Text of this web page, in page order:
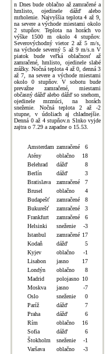
n Dnes bude oblačno až zamračené a
hmlisto, ojedinele dážď alebo
mrholenie. Najvyššia teplota 4 až 9,
na severe a východe miestami okolo
2 stupňov. Teplota na horách vo
výške 1500 m okolo 4 stupňov.
Severovýchodný vietor 2 až 5 m/s,
na východe severný 5 až 9 m/s.n V
piatok bude veľká oblačnosť až
zamračené, hmlisto, ojedinele slabé
zrážky. Nočná teplota 4 až 0, denná 3
až 7, na severe a východe miestami
okolo 0 stupňov. V sobotu bude
prevažne zamračené, miestami
občasný dážď alebo dážď so snehom,
ojedinele mrznúci, na horách
sneženie. Nočná teplota 2 až -2
stupne, v údoliach aj chladnejšie.
Denná 0 až 4 stupňov.n Slnko vyjde
zajtra o 7.29 a zapadne o 15.53.
Amsterdam zamračené
6
Atény
oblačno
18
Belehrad
dážď
8
Berlín
dážď
3
Bratislava
zamračené
7
Brusel
oblačno
4
Budapešť
zamračené
8
Bukurešť
zamračené
3
Frankfurt
zamračené
6
Helsinki
sneženie
-3
Istanbul
zamračené 17
Kodaň
dážď
5
Kyjev
oblačno
-1
Lisabon
jasno
17
Londýn
oblačno
8
Madrid
polojasno 10
Moskva
jasno
-7
Oslo
sneženie
0
Paríž
dážď
7
Praha
dážď
6
Rím
oblačno
16
Sofia
dážď
6
Štokholm
sneženie
-1
Varšava
oblačno
-3